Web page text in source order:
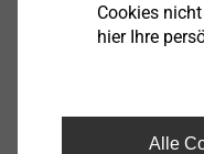
Cookies
hier Ihre
Alle